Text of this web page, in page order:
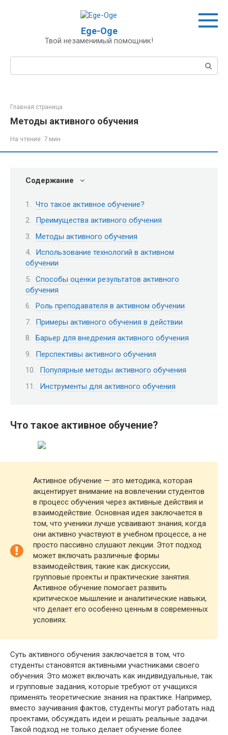
Ege-Oge
Твой незаменимый помощник!
Поиск:
Главная страница
Методы активного обучения
На чтение: 7 мин
Содержание
Что такое активное обучение?
Преимущества активного обучения
Методы активного обучения
Использование технологий в активном
обучении
Способы оценки результатов активного
обучения
Роль преподавателя в активном обучении
Примеры активного обучения в действии
Барьер для внедрения активного обучения
Перспективы активного обучения
Популярные методы активного обучения
Инструменты для активного обучения
Что такое активное обучение?
Активное обучение — это методика, которая
акцентирует внимание на вовлечении студентов
в процесс обучения через активные действия и
взаимодействие. Основная идея заключается в
том, что ученики лучше усваивают знания, когда
они активно участвуют в учебном процессе, а не
просто пассивно слушают лекции. Этот подход
может включать различные формы
взаимодействия, такие как дискуссии,
групповые проекты и практические занятия.
Активное обучение помогает развить
критическое мышление и аналитические навыки,
что делает его особенно ценным в современных
условиях.
Суть активного обучения заключается в том, что
студенты становятся активными участниками своего
обучения. Это может включать как индивидуальные, так
и групповые задания, которые требуют от учащихся
применять теоретические знания на практике. Например,
вместо заучивания фактов, студенты могут работать над
проектами, обсуждать идеи и решать реальные задачи.
Такой подход не только делает обучение более